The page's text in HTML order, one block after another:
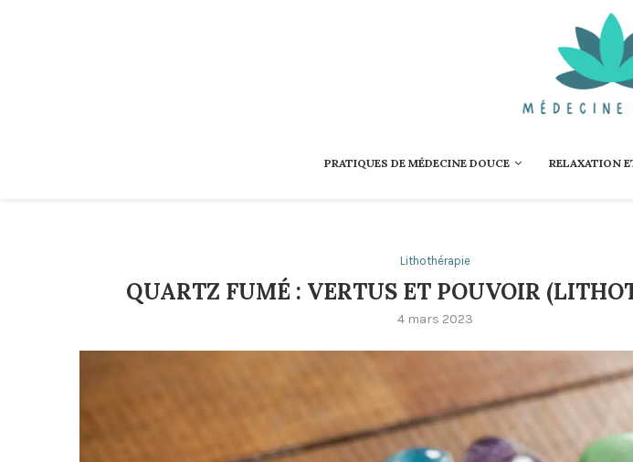
PRATIQUES DE MÉDECINE DOUCE RELAXATION
Lithothérapie
QUARTZ FUMÉ : VERTUS ET POUVOIR
4 mars 2023